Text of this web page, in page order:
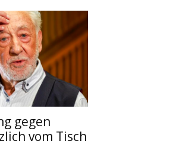
gegen
vom Tisch